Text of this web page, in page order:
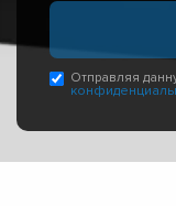
Отправляя